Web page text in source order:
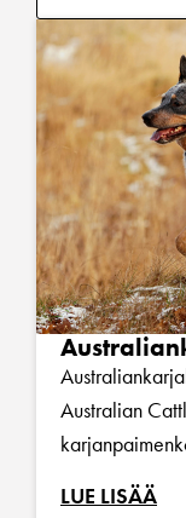
Australian
LUE LISÄÄ